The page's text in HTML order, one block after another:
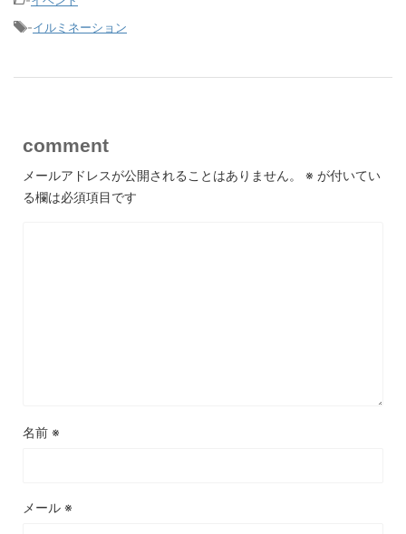
-イルミネーション
comment
メールアドレスが公開されることはありません。 ※ が付いてい
る欄は必須項目です
名前 ※
メール ※